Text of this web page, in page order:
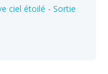
ciel étoilé - Sortie